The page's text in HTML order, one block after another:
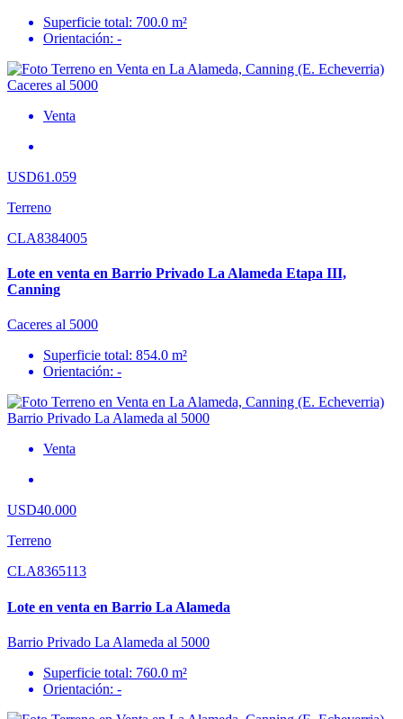
Superficie total: 700.0 m²
Orientación: -
Venta
USD61.059
Terreno
CLA8384005
Lote en venta en Barrio Privado La Alameda Etapa III,
Canning
Caceres al 5000
Superficie total: 854.0 m²
Orientación: -
Venta
USD40.000
Terreno
CLA8365113
Lote en venta en Barrio La Alameda
Barrio Privado La Alameda al 5000
Superficie total: 760.0 m²
Orientación: -